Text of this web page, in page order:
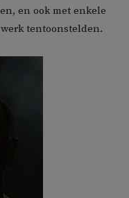
en ook met enkele
tentoonstelden.